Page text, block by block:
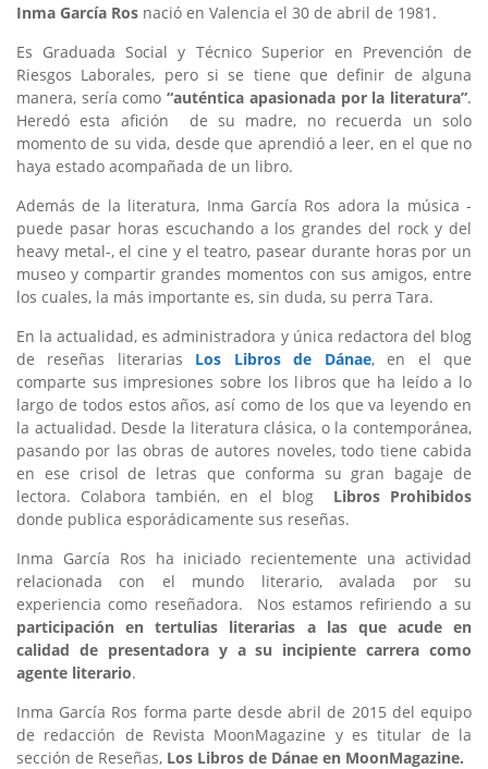
Inma García Ros nació en Valencia el 30 de abril de 1981.
Es Graduada Social y Técnico Superior en Prevención de
Riesgos Laborales, pero si se tiene que definir de alguna
manera, sería como“auténtica apasionada por la literatura”.
Heredó esta afición de su madre, no recuerda un solo
momento de su vida, desde que aprendió a leer, en el que no
haya estado acompañada de un libro.
Además de la literatura, Inma García Ros adora la música -
puede pasar horas escuchando a los grandes del rock y del
heavy metal-, el cine y el teatro, pasear durante horas por un
museo y compartir grandes momentos con sus amigos, entre
los cuales, la más importante es, sin duda, su perra Tara.
En la actualidad, es administradora y única redactora del blog
de reseñas literarias Los Libros de Dánae, en el que
comparte sus impresiones sobre los libros que ha leído a lo
largo de todos estos años, así como de los que va leyendo en
la actualidad. Desde la literatura clásica, o la contemporánea,
pasando por las obras de autores noveles, todo tiene cabida
en ese crisol de letras que conforma su gran bagaje de
lectora. Colabora también, en el blog Libros Prohibidos
donde publica esporádicamente sus reseñas.
Inma García Ros ha iniciado recientemente una actividad
relacionada con el mundo literario, avalada por su
experiencia como reseñadora. Nos estamos refiriendo a su
participación en tertulias literarias a las que acude en
calidad de presentadora y a su incipiente carrera como
agente literario.
Inma García Ros forma parte desde abril de 2015 del equipo
de redacción de Revista MoonMagazine y es titular de la
sección de Reseñas, Los Libros de Dánae en MoonMagazine.